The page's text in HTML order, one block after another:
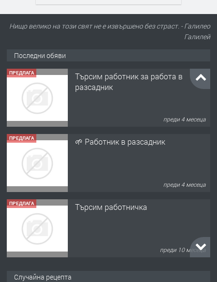
Нищо велико на този свят не е извършено без страст. - Галилео
Галилей
Последни обяви
ПРЕДЛАГА
Търсим работник за работа в
разсадник
преди 4 месеца
ПРЕДЛАГА 🌱 Работник в разсадник
преди 4 месеца
ПРЕДЛАГА Търсим работничка
преди 10 месеца
Случайна рецепта